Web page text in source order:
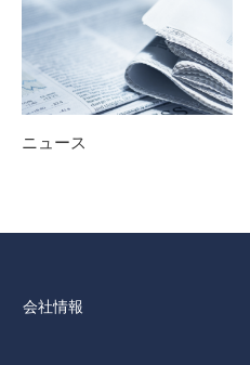
ニュース
会社情報